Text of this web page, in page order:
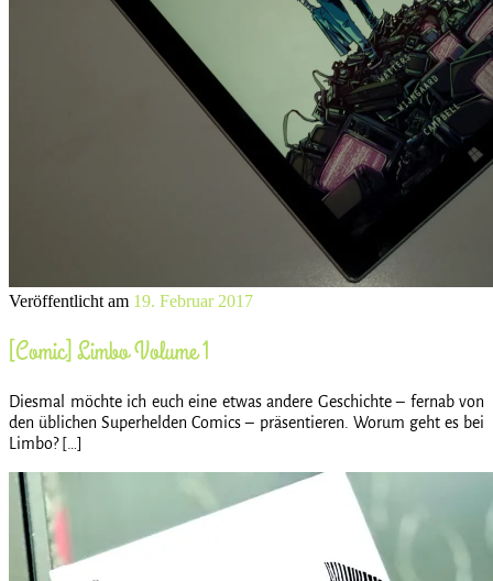
Veröffentlicht am 19. Februar 2017
[Comic] Limbo Volume 1
Diesmal möchte ich euch eine etwas andere Geschichte – fernab von
den üblichen Superhelden Comics – präsentieren. Worum geht es bei
Limbo? […]